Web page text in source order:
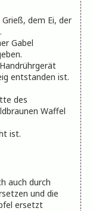
entstanden ist.
Waffel
ist.
und die
ersetzt